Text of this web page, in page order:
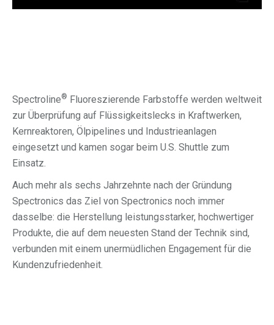
Spectroline® Fluoreszierende Farbstoffe werden weltweit
zur Überprüfung auf Flüssigkeitslecks in Kraftwerken,
Kernreaktoren, Ölpipelines und Industrieanlagen
eingesetzt und kamen sogar beim U.S. Shuttle zum
Einsatz.
Auch mehr als sechs Jahrzehnte nach der Gründung
Spectronics das Ziel von Spectronics noch immer
dasselbe: die Herstellung leistungsstarker, hochwertiger
Produkte, die auf dem neuesten Stand der Technik sind,
verbunden mit einem unermüdlichen Engagement für die
Kundenzufriedenheit.